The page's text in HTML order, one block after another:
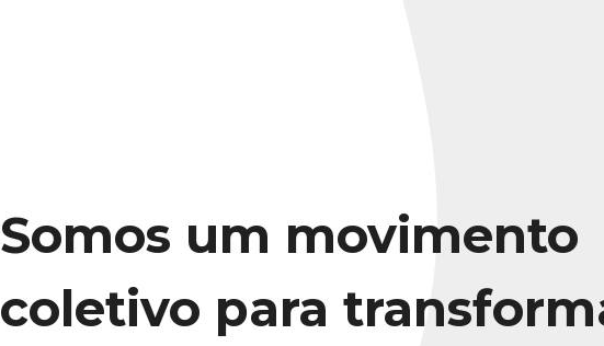
Somos um movimento
coletivo para